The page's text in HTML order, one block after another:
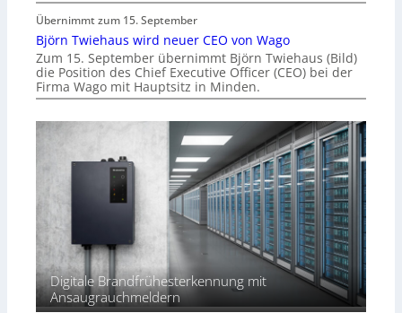
Übernimmt zum 15. September
Björn Twiehaus wird neuer CEO von Wago
Zum 15. September übernimmt Björn Twiehaus (Bild)
die Position des Chief Executive Officer (CEO) bei der
Firma Wago mit Hauptsitz in Minden.
Digitale Brandfrühesterkennung mit
Ansaugrauchmeldern